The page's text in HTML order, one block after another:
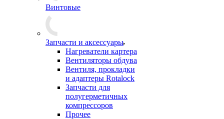
Винтовые
Запчасти и аксессуары
Нагреватели картера
Вентиляторы обдува
Вентиля, прокладки
и адаптеры Rotalock
Запчасти для
полугерметичных
компрессоров
Прочее